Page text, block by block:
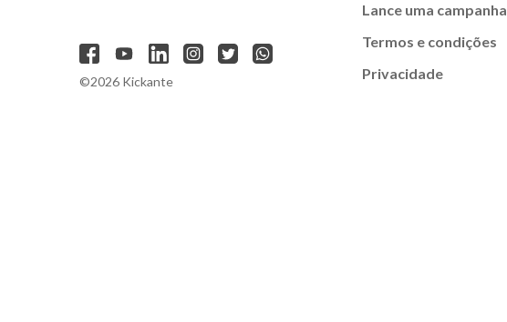
©2026 Kickante
Lance uma campanha
Termos e condições
Privacidade